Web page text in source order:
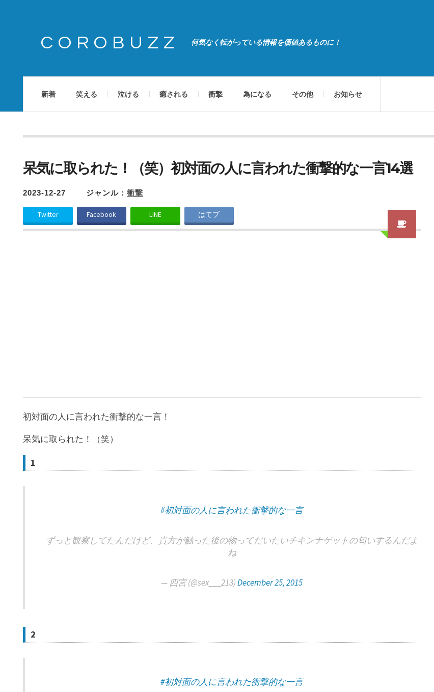
COROBUZZ 何気なく転がっている情報を価値あるものに！
新着 笑える 泣ける 癒される 衝撃 為になる その他 お知らせ
呆気に取られた！（笑）初対面の人に言われた衝撃的な一言14選
2023-12-27 ジャンル： 衝撃
Twitter Facebook LINE はてブ
初対面の人に言われた衝撃的な一言！
呆気に取られた！（笑）
1
#初対面の人に言われた衝撃的な一言
ずっと観察してたんだけど、貴方が触った後の物ってだいたいチキンナゲットの匂いするんだよ
ね
— 四宮 (@sex___213)December 25, 2015
2
#初対面の人に言われた衝撃的な一言